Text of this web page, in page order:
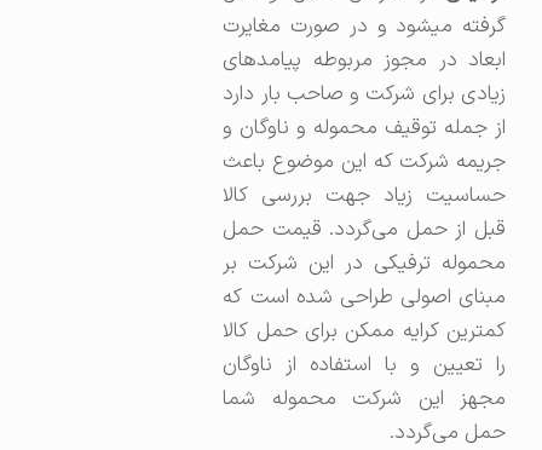
گرفته میشود و در صورت مغایرت
ابعاد در مجوز مربوطه پیامدهای
زیادی برای شرکت و صاحب بار دارد
از جمله توقیف محموله و ناوگان و
جریمه شرکت که این موضوع باعث
حساسیت زیاد جهت بررسی کالا
قبل از حمل می‌گردد. قیمت حمل
محموله ترفیکی در این شرکت بر
مبنای اصولی طراحی شده است که
کمترین کرایه ممکن برای حمل کالا
را تعیین و با استفاده از ناوگان
مجهز این شرکت محموله شما
حمل می‌گردد.